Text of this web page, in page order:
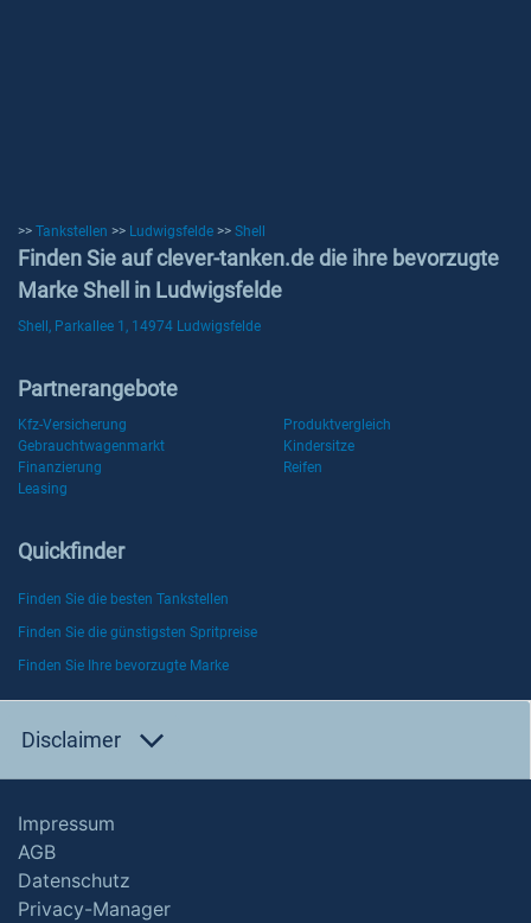
>> Tankstellen >> Ludwigsfelde >> Shell
Finden Sie auf clever-tanken.de die ihre bevorzugte
Marke Shell in Ludwigsfelde
Shell, Parkallee 1, 14974 Ludwigsfelde
Partnerangebote
Kfz-Versicherung
Produktvergleich
Gebrauchtwagenmarkt
Kindersitze
Finanzierung
Reifen
Leasing
Quickfinder
Finden Sie die besten Tankstellen
Finden Sie die günstigsten Spritpreise
Finden Sie Ihre bevorzugte Marke
Disclaimer
Impressum
AGB
Datenschutz
Privacy-Manager